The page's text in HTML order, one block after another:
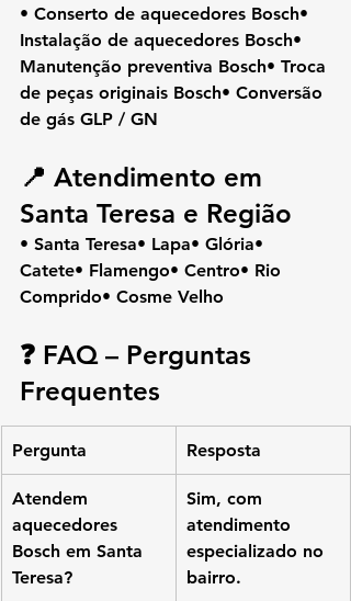
• Conserto de aquecedores Bosch•
Instalação de aquecedores Bosch•
Manutenção preventiva Bosch• Troca
de peças originais Bosch• Conversão
de gás GLP / GN
📍 Atendimento em
Santa Teresa e Região
• Santa Teresa• Lapa• Glória•
Catete• Flamengo• Centro• Rio
Comprido• Cosme Velho
❓ FAQ – Perguntas
Frequentes
Pergunta Resposta
Atendem
aquecedores
Bosch em Santa
Teresa?
Sim, com
atendimento
especializado no
bairro.